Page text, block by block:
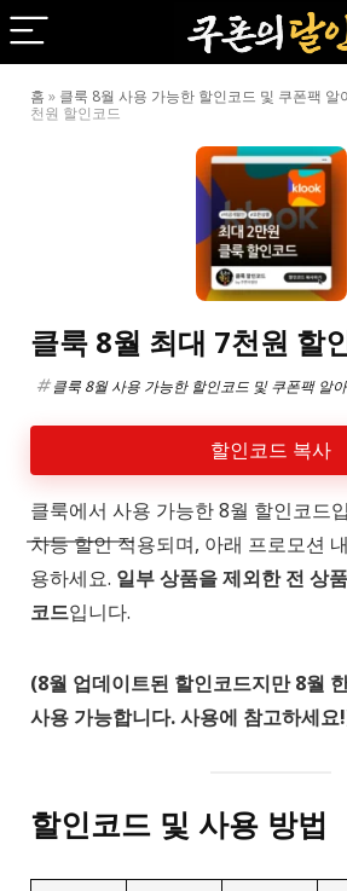
홈 » 클룩 8월 사용 가능한 할인코드 및 쿠폰팩 알
천원 할인코드
클룩 8월 최대 7천원 할
클룩 8월 사용 가능한 할인코드 및 쿠폰팩 알
할인코드 복사
클룩에서 사용 가능한 8월 할인코드
차등 할인 적용되며, 아래 프로모션
용하세요. 일부 상품을 제외한 전 상
코드입니다.
(8월 업데이트된 할인코드지만 8월
사용 가능합니다. 사용에 참고하세요
할인코드 및 사용 방법